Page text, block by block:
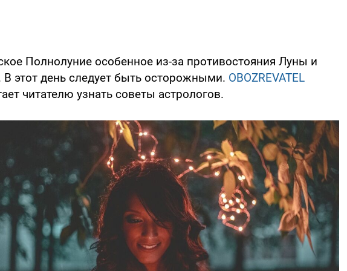
Полнолуние особенное из-за противостояния Луны и
В этот день следует быть осторожными. OBOZREVATEL
читателю узнать советы астрологов.